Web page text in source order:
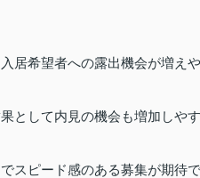
居希望者への露出機会が増えや
として内見の機会も増加しやす
スピード感のある募集が期待で